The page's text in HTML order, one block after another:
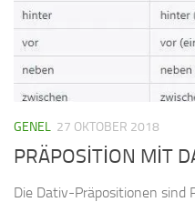
GENEL 27 OKTOBER 2018
PRÄPOSİTİON MİT
Die Dativ-Präpositionen sind